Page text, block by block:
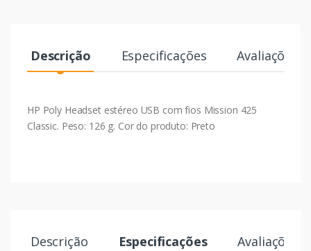
Descrição Especificações Avaliações
HP Poly Headset estéreo USB com fios Mission 425
Classic. Peso: 126 g. Cor do produto: Preto
Descrição Especificações Avaliações